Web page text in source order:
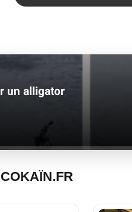
un alligator